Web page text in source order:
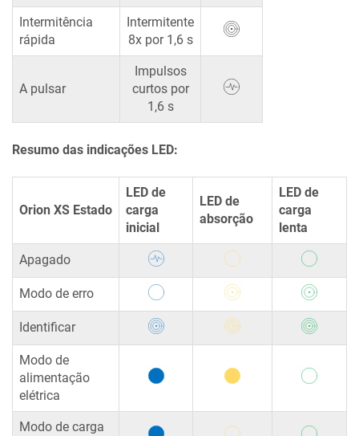
Intermitência
rápida
Intermitente
8x por 1,6 s
A pulsar
Impulsos
curtos por
1,6 s
Resumo das indicações LED:
Orion XS Estado
LED de
carga
inicial
LED de
absorção
LED de
carga
lenta
Apagado
Modo de erro
Identificar
Modo de
alimentação
elétrica
Modo de carga